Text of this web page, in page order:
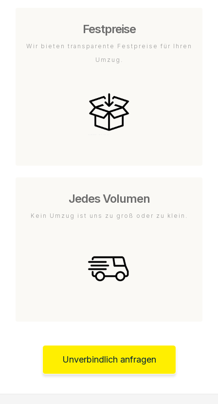
Festpreise
Wir bieten transparente Festpreise für Ihren
Umzug.
Jedes Volumen
Kein Umzug ist uns zu groß oder zu klein.
Unverbindlich anfragen